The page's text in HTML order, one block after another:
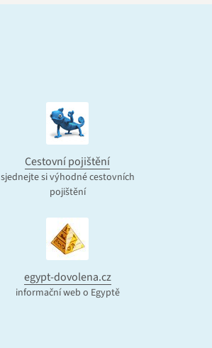
Cestovní pojištění
sjednejte si výhodné cestovních
pojištění
egypt-dovolena.cz
informační web o Egyptě